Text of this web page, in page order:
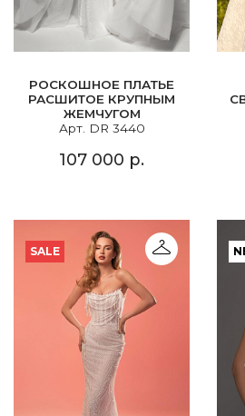
РОСКОШНОЕ ПЛАТЬЕ
РАСШИТОЕ КРУПНЫМ
ЖЕМЧУГОМ
Арт. DR 3440
107 000 р.
SALE